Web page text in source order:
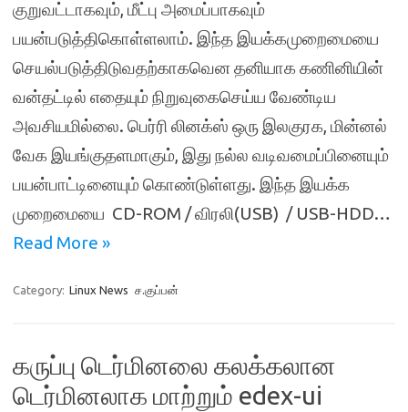
குறுவட்டாகவும், மீட்பு அமைப்பாகவும்
பயன்படுத்திகொள்ளலாம். இந்த இயக்கமுறைமையை
செயல்படுத்திடுவதற்காகவென தனியாக கணினியின்
வன்தட்டில் எதையும் நிறுவுகைசெய்ய வேண்டிய
அவசியமில்லை. பெர்ரி லினக்ஸ் ஒரு இலகுரக, மின்னல்
வேக இயங்குதளமாகும், இது நல்ல வடிவமைப்பினையும்
பயன்பாட்டினையும் கொண்டுள்ளது. இந்த இயக்க
முறைமையை CD-ROM / விரலி(USB) / USB-HDD…
Read More »
Category: Linux News ச.குப்பன்
கருப்பு டெர்மினலை கலக்கலான
டெர்மினலாக மாற்றும் edex-ui